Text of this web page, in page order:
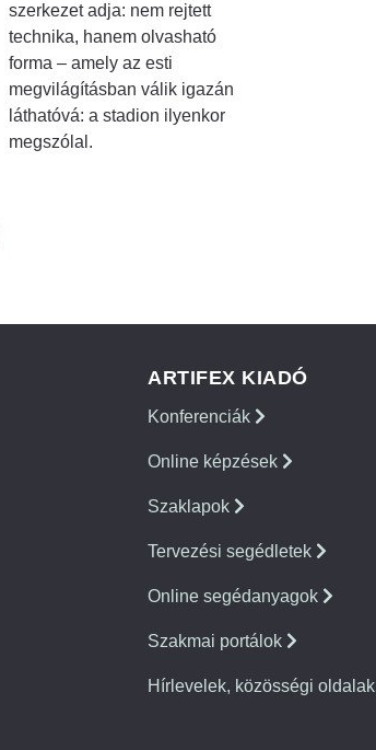
szerkezet adja: nem rejtett
technika, hanem olvasható
forma – amely az esti
megvilágításban válik igazán
láthatóvá: a stadion ilyenkor
megszólal.
ARTIFEX KIADÓ
Konferenciák
Online képzések
Szaklapok
Tervezési segédletek
Online segédanyagok
Szakmai portálok
Hírlevelek, közösségi oldalak